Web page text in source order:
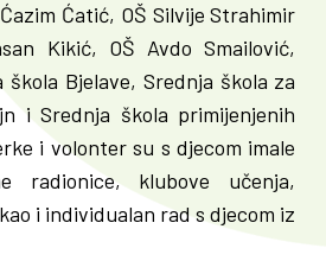
Ćatić, OŠ Silvije Strahimir
Kikić, OŠ Avdo Smailović,
škola Bjelave, Srednja škola za
i Srednja škola primijenjenih
i volonter su s djecom imale
radionice, klubove učenja,
i individualan rad s djecom iz